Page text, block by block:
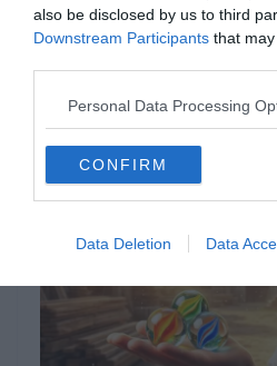
also be disclosed by us to third
Downstream Participants that
Personal Data Processing
CONFIRM
Data Deletion Data
egy kicsit a sok fejtörés
YouTube csatornájais
kis videózásra.